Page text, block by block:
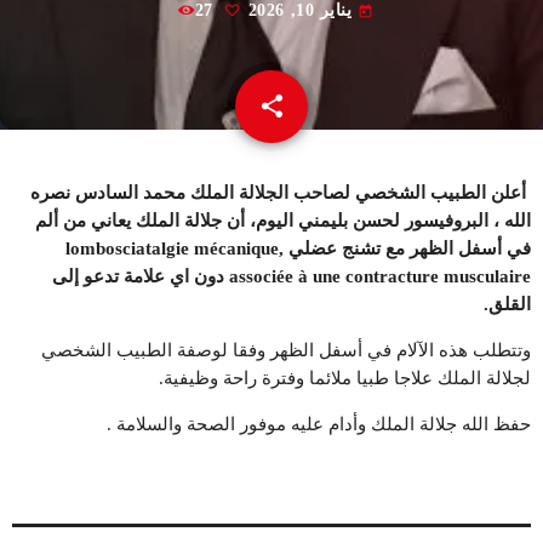
today يناير 10, 2026 27
share
email
أعلن الطبيب الشخصي لصاحب الجلالة الملك محمد السادس نصره
الله ، البروفيسور لحسن بليمني اليوم، أن جلالة الملك يعاني من ألم
في أسفل الظهر مع تشنج عضلي lombosciatalgie mécanique,
associée à une contracture musculaire دون اي علامة تدعو إلى
القلق.
وتتطلب هذه الآلام في أسفل الظهر وفقا لوصفة الطبيب الشخصي
لجلالة الملك علاجا طبيا ملائما وفترة راحة وظيفية.
حفظ الله جلالة الملك وأدام عليه موفور الصحة والسلامة .